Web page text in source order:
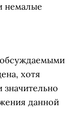
немалые
хотя
данной